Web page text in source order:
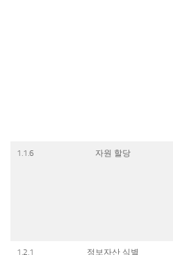
1.1.6 자원 할당
1.2.1 정보자산 식별